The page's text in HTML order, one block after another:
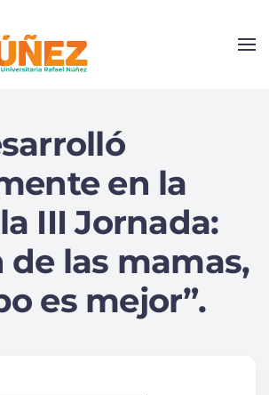
en la
III Jornada:
de las mamas,
es mejor”.